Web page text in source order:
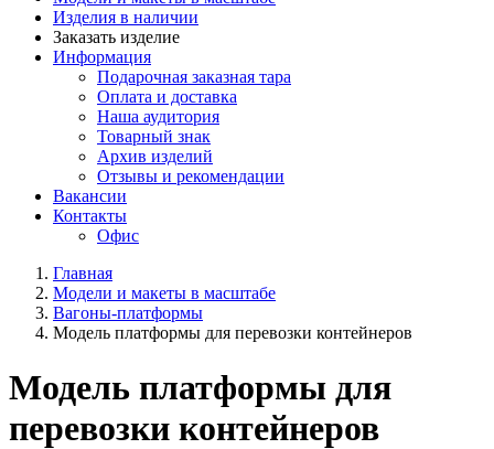
Изделия в наличии
Заказать изделие
Информация
Подарочная заказная тара
Оплата и доставка
Наша аудитория
Товарный знак
Архив изделий
Отзывы и рекомендации
Вакансии
Контакты
Офис
Главная
Модели и макеты в масштабе
Вагоны-платформы
Модель платформы для перевозки контейнеров
Модель платформы для
перевозки контейнеров